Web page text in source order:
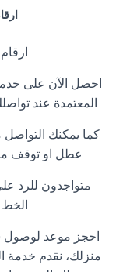
احصل الآن على
المعتمدة عند
كما يمكنك
عطل او توقف
متواجدون للرد
احجز موعد لوصول
منزلك، نقدم خدمة